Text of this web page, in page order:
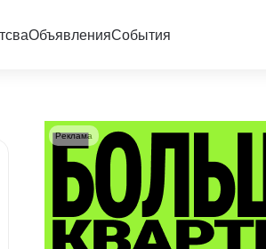
ОбъявленияСобытия
Реклама